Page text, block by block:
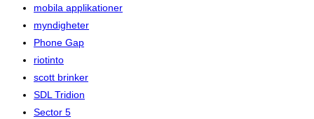
mobila applikationer
myndigheter
Phone Gap
riotinto
scott brinker
SDL Tridion
Sector 5